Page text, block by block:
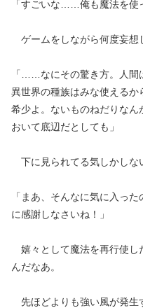
「すごいな……俺も魔法を使
ゲームをしながら何度妄想
「……なにその驚き方。人
異世界の種族はみな使える
希少よ。ないものねだりなん
おいて底辺だとしても」
下に見られてる気しかしな
「まあ、そんなに気に入っ
に感謝しなさいね！」
嬉々として魔法を再行使し
んだなあ。
先ほどよりも強い風が発生